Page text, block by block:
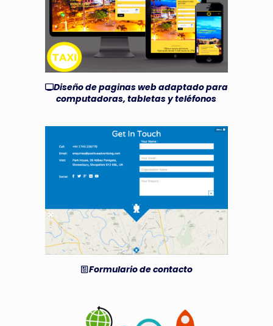
Diseño de paginas web adaptado para
computadoras, tabletas y teléfonos
Formulario de contacto